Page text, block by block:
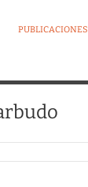
PUBLICACIONES